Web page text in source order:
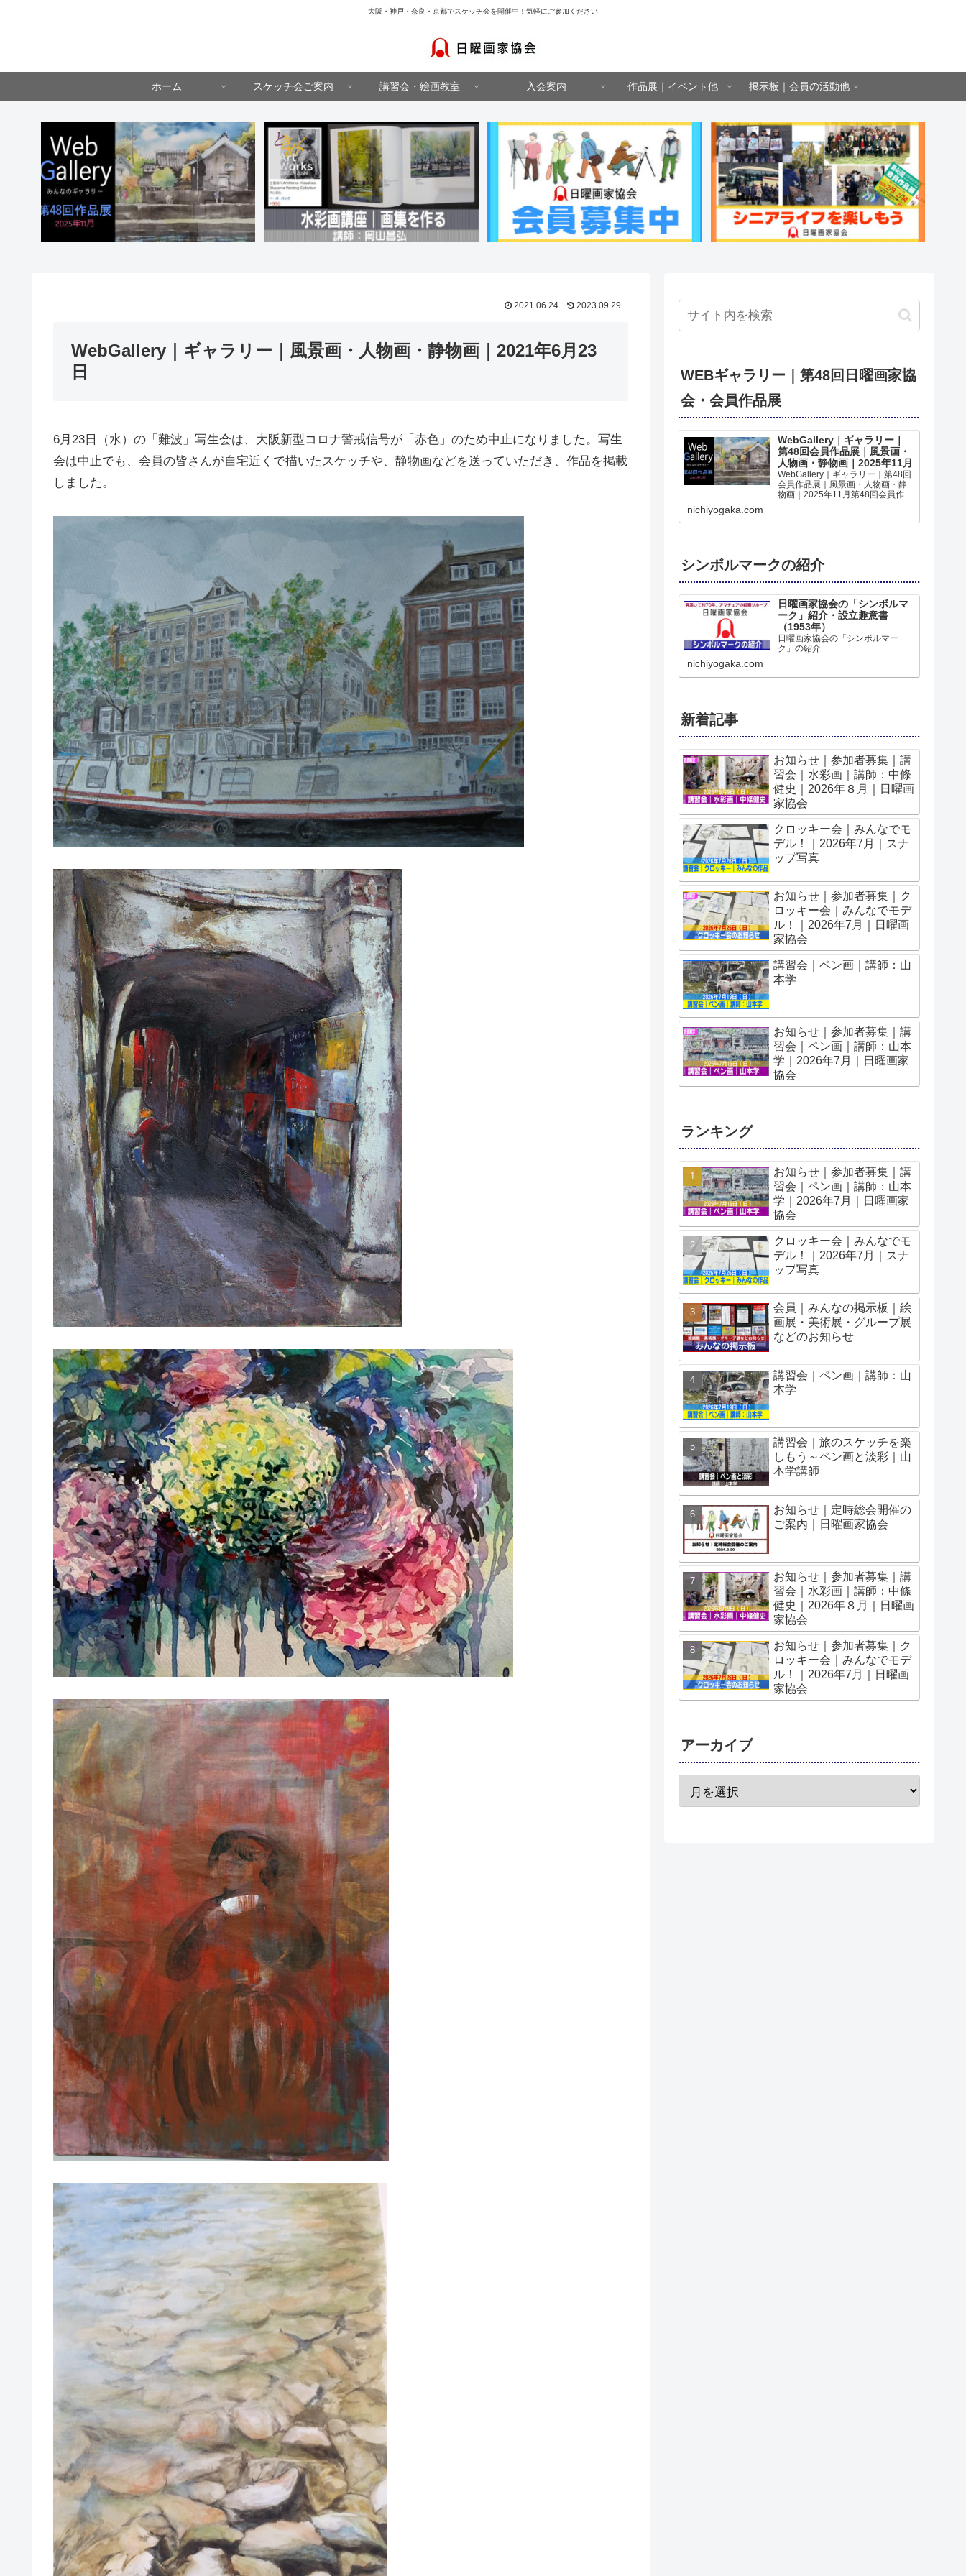
大阪・神戸・奈良・京都でスケッチ会を開催中！気軽にご参加ください
ホーム スケッチ会ご案内 講習会・絵画教室 入会案内 作品展｜イベント他 掲示板｜会員の活動他
2021.06.24 2023.09.29
WebGallery｜ギャラリー｜風景画・人物画・静物画｜2021年6月23
日
6月23日（水）の「難波」写生会は、大阪新型コロナ警戒信号が「赤色」のため中止になりました。写生
会は中止でも、会員の皆さんが自宅近くで描いたスケッチや、静物画などを送っていただき、作品を掲載
しました。
WEBギャラリー｜第48回日曜画家協
会・会員作品展
WebGallery｜ギャラリー｜
第48回会員作品展｜風景画・
人物画・静物画｜2025年11月
WebGallery｜ギャラリー｜第48回
会員作品展｜風景画・人物画・静
物画｜2025年11月第48回会員作品
WEBギャラリーでご覧いただけま
nichiyogaka.com
シンボルマークの紹介
日曜画家協会の「シンボルマ
ーク」紹介・設立趣意書
（1953年）
日曜画家協会の「シンボルマー
ク」の紹介
nichiyogaka.com
新着記事
お知らせ｜参加者募集｜講
習会｜水彩画｜講師：中條
健史｜2026年８月｜日曜画
家協会
クロッキー会｜みんなでモ
デル！｜2026年7月｜スナ
ップ写真
お知らせ｜参加者募集｜ク
ロッキー会｜みんなでモデ
ル！｜2026年7月｜日曜画
家協会
講習会｜ペン画｜講師：山
本学
お知らせ｜参加者募集｜講
習会｜ペン画｜講師：山本
学｜2026年7月｜日曜画家
協会
ランキング
お知らせ｜参加者募集｜講
習会｜ペン画｜講師：山本
学｜2026年7月｜日曜画家
協会
クロッキー会｜みんなでモ
デル！｜2026年7月｜スナ
ップ写真
会員｜みんなの掲示板｜絵
画展・美術展・グループ展
などのお知らせ
講習会｜ペン画｜講師：山
本学
講習会｜旅のスケッチを楽
しもう～ペン画と淡彩｜山
本学講師
お知らせ｜定時総会開催の
ご案内｜日曜画家協会
お知らせ｜参加者募集｜講
習会｜水彩画｜講師：中條
健史｜2026年８月｜日曜画
家協会
お知らせ｜参加者募集｜ク
ロッキー会｜みんなでモデ
ル！｜2026年7月｜日曜画
家協会
アーカイブ